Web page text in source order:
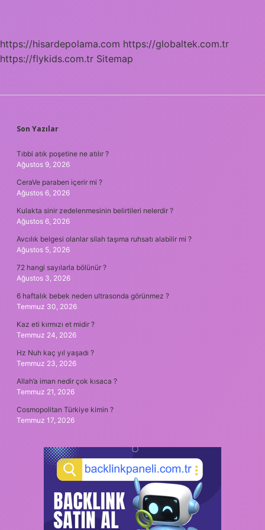
https://hisardepolama.com https://globaltek.com.tr
https://flykids.com.tr Sitemap
SIDEBAR
Son Yazılar
Tıbbi atık poşetine ne atılır ?
Ağustos 9, 2026
CeraVe paraben içerir mi ?
Ağustos 6, 2026
Kulakta sinir zedelenmesinin belirtileri nelerdir ?
Ağustos 6, 2026
Avcılık belgesi olanlar silah taşıma ruhsatı alabilir mi ?
Ağustos 5, 2026
72 hangi sayılarla bölünür ?
Ağustos 3, 2026
6 haftalık bebek neden ultrasonda görünmez ?
Temmuz 30, 2026
Kaz eti kırmızı et midir ?
Temmuz 24, 2026
Hz Nuh kaç yıl yaşadı ?
Temmuz 23, 2026
Allah’a iman nedir çok kısaca ?
Temmuz 21, 2026
Cosmopolitan Türkiye kimin ?
Temmuz 17, 2026